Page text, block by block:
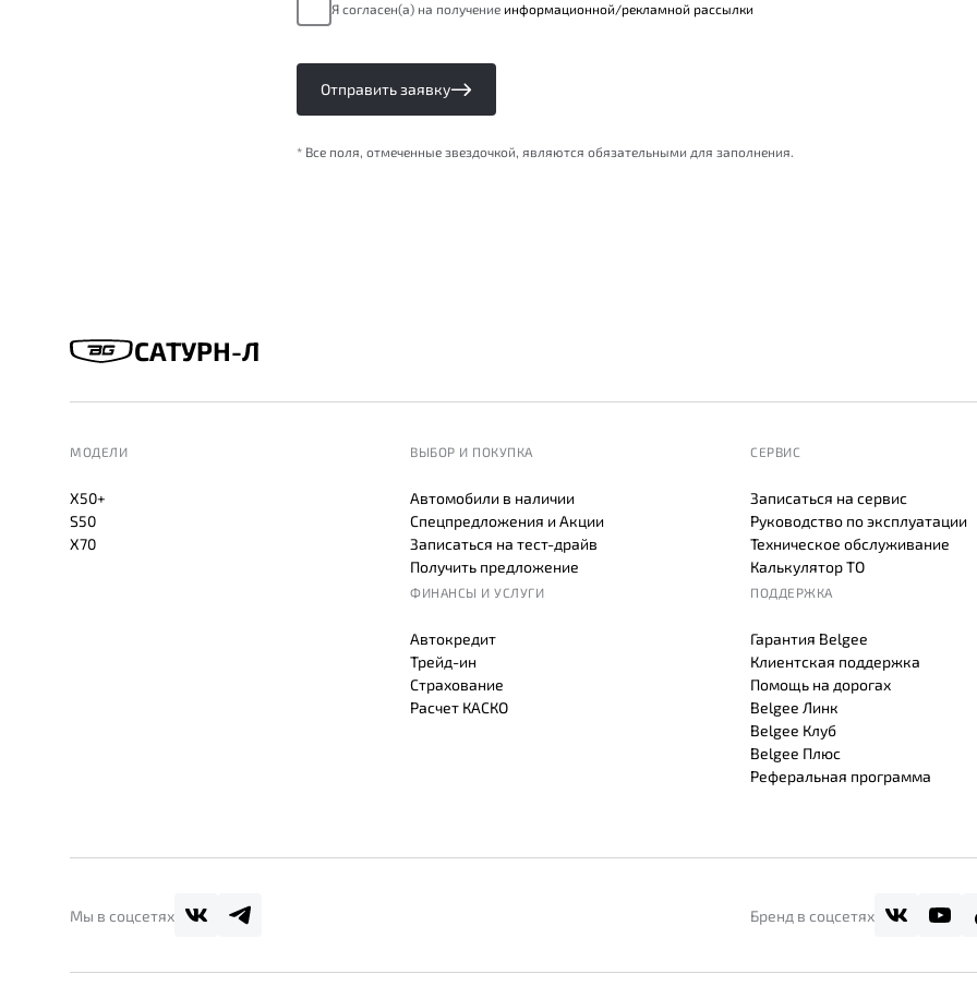
Я согласен(а) на получение информационной/рекламной рассылки
Отправить заявку
* Все поля, отмеченные звездочкой, являются обязательными для заполнения.
САТУРН-Л
МОДЕЛИ
X50+
S50
X70
ВЫБОР И ПОКУПКА
Автомобили в наличии
Спецпредложения и Акции
Записаться на тест-драйв
Получить предложение
ФИНАНСЫ И УСЛУГИ
Автокредит
Трейд-ин
Страхование
Расчет КАСКО
СЕРВИС
Записаться на сервис
Руководство по эксплуатации
Техническое обслуживание
Калькулятор ТО
ПОДДЕРЖКА
Гарантия Belgee
Клиентская поддержка
Помощь на дорогах
Belgee Линк
Belgee Клуб
Belgee Плюс
Реферальная программа
Мы в соцсетях Бренд в соцсетях